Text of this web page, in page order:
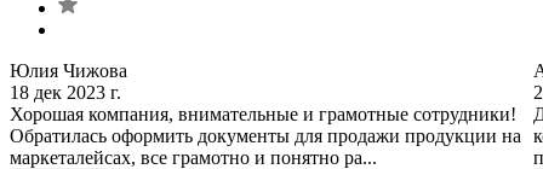
Юлия Чижова
18 дек 2023 г.
Хорошая компания, внимательные и грамотные сотрудники!
Обратилась оформить документы для продажи продукции на
маркеталейсах, все грамотно и понятно ра...